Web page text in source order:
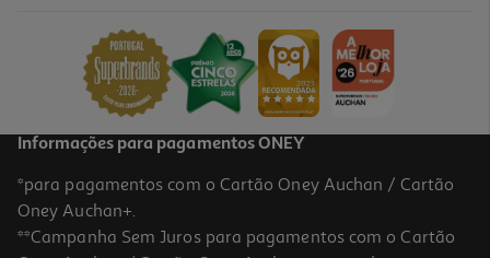
39,95 €
Informações para pagamentos ONEY
*para pagamentos com o Cartão Oney Auchan / Cartão
Oney Auchan+.
**Campanha Sem Juros para pagamentos com o Cartão